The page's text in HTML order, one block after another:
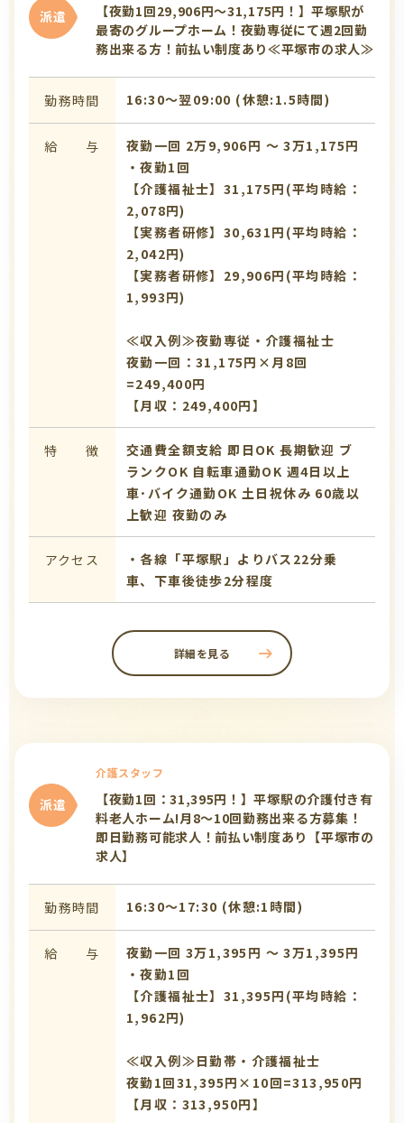
派遣
【夜勤1回29,906円～31,175円！】平塚駅が
最寄のグループホーム！夜勤専従にて週2回勤
務出来る方！前払い制度あり≪平塚市の求人≫
勤務時間 16:30〜翌09:00 (休憩:1.5時間)
給 与
夜勤一回 2万9,906円 〜 3万1,175円
・夜勤1回
【介護福祉士】31,175円(平均時給：
2,078円)
【実務者研修】30,631円(平均時給：
2,042円)
【実務者研修】29,906円(平均時給：
1,993円)
≪収入例≫夜勤専従・介護福祉士
夜勤一回：31,175円×月8回
=249,400円
【月収：249,400円】
特 徴 交通費全額支給 即日OK 長期歓迎 ブ
ランクOK 自転車通勤OK 週4日以上
車･バイク通勤OK 土日祝休み 60歳以
上歓迎 夜勤のみ
アクセス
・各線「平塚駅」よりバス22分乗
車、下車後徒歩2分程度
詳細を見る
派遣
介護スタッフ
【夜勤1回：31,395円！】平塚駅の介護付き有
料老人ホーム!月8～10回勤務出来る方募集！
即日勤務可能求人！前払い制度あり【平塚市の
求人】
勤務時間 16:30〜17:30 (休憩:1時間)
給 与
夜勤一回 3万1,395円 〜 3万1,395円
・夜勤1回
【介護福祉士】31,395円(平均時給：
1,962円)
≪収入例≫日勤帯・介護福祉士
夜勤1回31,395円×10回=313,950円
【月収：313,950円】